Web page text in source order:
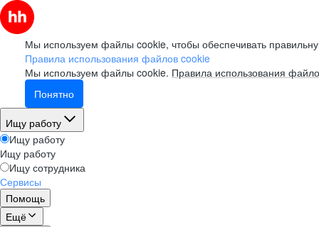
Мы используем файлы cookie, чтобы обеспечивать
Правила использования файлов cookie
Мы используем файлы cookie. Правила использования
Понятно
Ищу работу
Ищу работу
Ищу работу
Ищу сотрудника
Сервисы
Помощь
Ещё